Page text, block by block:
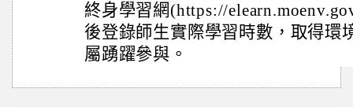
終身學習網(https://
後登錄師生實際學習時數，取得環
屬踴躍參與。